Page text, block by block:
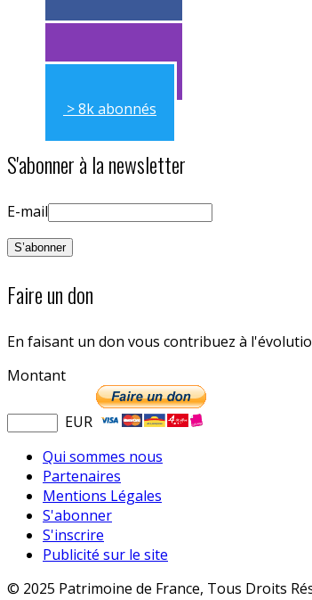
> 11k abonnés
> 11k abonnés
> 8k abonnés
S'abonner à la newsletter
E-mail
Faire un don
En faisant un don vous contribuez à
Montant
EUR
Qui sommes nous
Partenaires
Mentions Légales
S'abonner
S'inscrire
Publicité sur le site
© 2025 Patrimoine de France, Tous Droits